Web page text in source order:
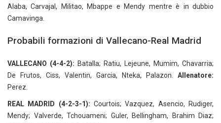
Alaba, Carvajal, Militao, Mbappe e Mendy mentre è in dubbio
Camavinga.
Probabili formazioni di Vallecano-Real Madrid
VALLECANO (4-4-2): Batalla; Ratiu, Lejeune, Mumim, Chavarria;
De Frutos, Ciss, Valentin, Garcia, Nteka, Palazon. Allenatore:
Perez.
REAL MADRID (4-2-3-1):Courtois; Vazquez, Asencio, Rudiger,
Mendy; Valverde, Tchouameni; Guler, Bellingham, Brahim Diaz;